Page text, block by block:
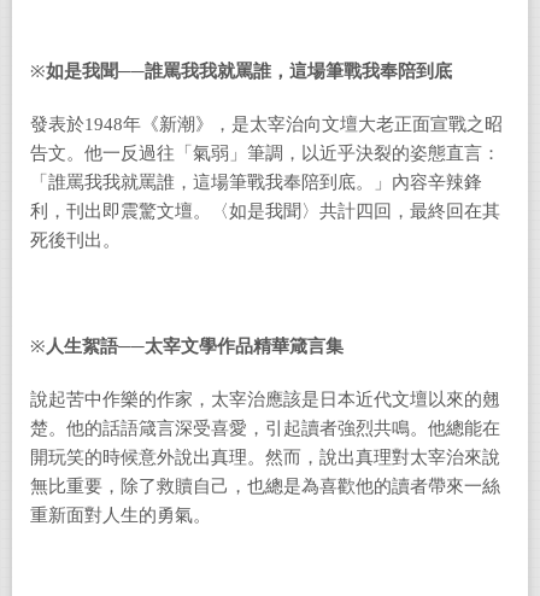
※如是我聞──誰罵我我就罵誰，這場筆戰我奉陪到底
發表於1948年《新潮》，是太宰治向文壇大老正面宣戰之昭
告文。他一反過往「氣弱」筆調，以近乎決裂的姿態直言：
「誰罵我我就罵誰，這場筆戰我奉陪到底。」內容辛辣鋒
利，刊出即震驚文壇。〈如是我聞〉共計四回，最終回在其
死後刊出。
※ 人生絮語──太宰文學作品精華箴言集
說起苦中作樂的作家，太宰治應該是日本近代文壇以來的翹
楚。他的話語箴言深受喜愛，引起讀者強烈共鳴。他總能在
開玩笑的時候意外說出真理。然而，說出真理對太宰治來說
無比重要，除了救贖自己，也總是為喜歡他的讀者帶來一絲
重新面對人生的勇氣。